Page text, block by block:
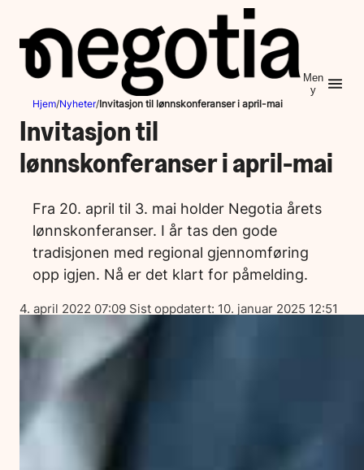
innhold
Men
y
Hjem/Nyheter/Invitasjon til lønnskonferanser i april-mai
Invitasjon til
lønnskonferanser i april-mai
Fra 20. april til 3. mai holder Negotia årets
lønnskonferanser. I år tas den gode
tradisjonen med regional gjennomføring
opp igjen. Nå er det klart for påmelding.
Lagt
ut
4. april 2022 07:09 Sist oppdatert: 10. januar 2025 12:51